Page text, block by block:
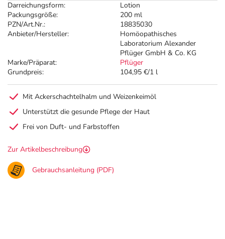
Darreichungsform:
Lotion
Packungsgröße:
200 ml
PZN/Art.Nr.:
18835030
Anbieter/Hersteller:
Homöopathisches
Laboratorium Alexander
Pflüger GmbH & Co. KG
Marke/Präparat:
Pflüger
Grundpreis:
104,95 €/1 l
Mit Ackerschachtelhalm und Weizenkeimöl
Unterstützt die gesunde Pflege der Haut
Frei von Duft- und Farbstoffen
Zur Artikelbeschreibung
Gebrauchsanleitung (PDF)